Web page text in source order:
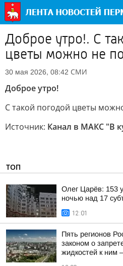
Доброе утро!. С
цветы можно не
30 мая 2026, 08:42 СМИ
Доброе утро!
С такой погодой цветы
Источник: Канал в МАКС "В
ТОП
Олег Царёв: 153
ночью над 17
12:01
Пять регионов
законом о
жидкостей к ним